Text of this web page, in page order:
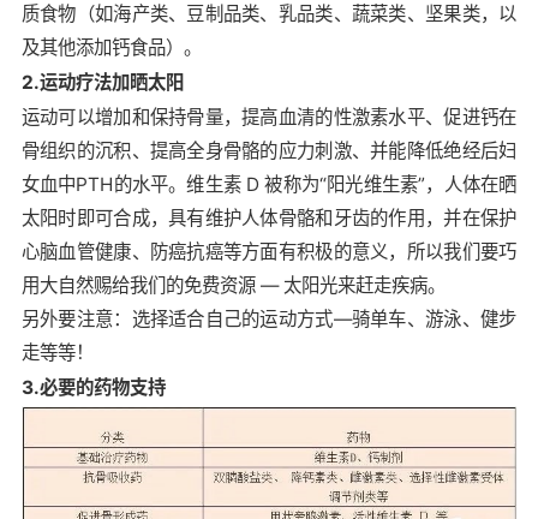
质食物（如海产类、豆制品类、乳品类、蔬菜类、坚果类，以
及其他添加钙食品）。
2.运动疗法加晒太阳
运动可以增加和保持骨量，提高血清的性激素水平、促进钙在
骨组织的沉积、提高全身骨骼的应力刺激、并能降低绝经后妇
女血中PTH的水平。维生素 D 被称为“阳光维生素”，人体在晒
太阳时即可合成，具有维护人体骨骼和牙齿的作用，并在保护
心脑血管健康、防癌抗癌等方面有积极的意义，所以我们要巧
用大自然赐给我们的免费资源 — 太阳光来赶走疾病。
另外要注意：选择适合自己的运动方式—骑单车、游泳、健步
走等等！
3.必要的药物支持